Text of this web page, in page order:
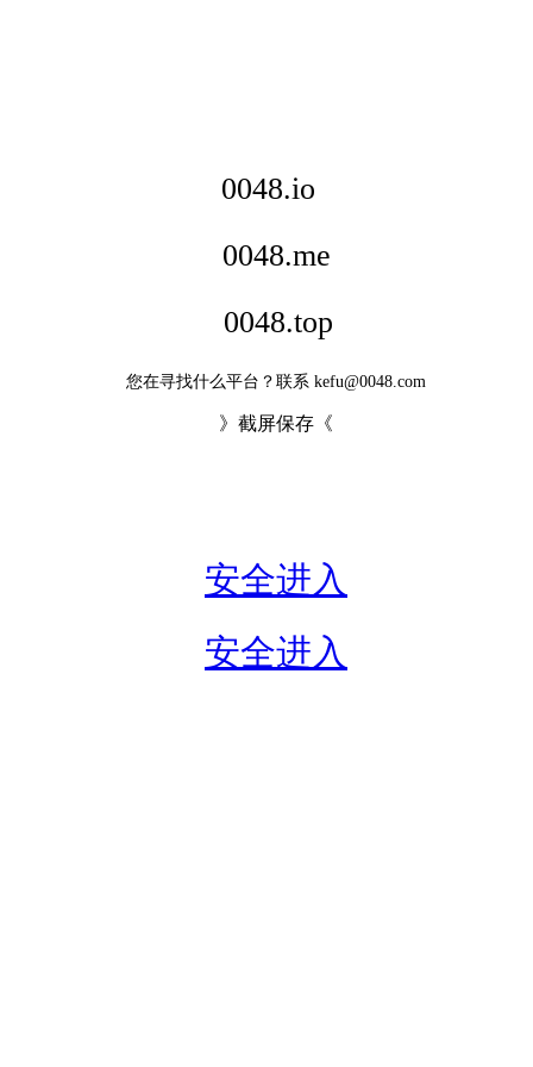
0048.io
0048.me
0048.top
您在寻找什么平台？联系 kefu@0048.com
》截屏保存《
安全进入
安全进入